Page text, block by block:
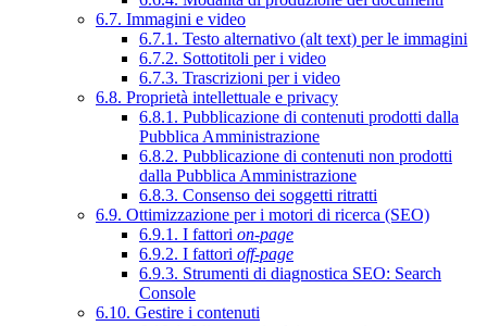
6.7. Immagini e video
6.7.1. Testo alternativo (alt text) per le immagini
6.7.2. Sottotitoli per i video
6.7.3. Trascrizioni per i video
6.8. Proprietà intellettuale e privacy
6.8.1. Pubblicazione di contenuti prodotti dalla
Pubblica Amministrazione
6.8.2. Pubblicazione di contenuti non prodotti
dalla Pubblica Amministrazione
6.8.3. Consenso dei soggetti ritratti
6.9. Ottimizzazione per i motori di ricerca (SEO)
6.9.1. I fattori on-page
6.9.2. I fattori off-page
6.9.3. Strumenti di diagnostica SEO: Search
Console
6.10. Gestire i contenuti